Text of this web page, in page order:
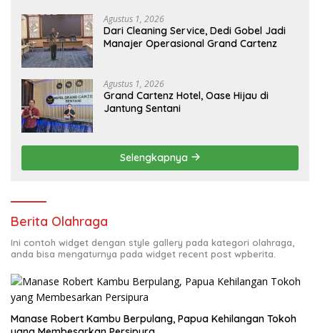
Agustus 1, 2026
Dari Cleaning Service, Dedi Gobel Jadi
Manajer Operasional Grand Cartenz
Agustus 1, 2026
Grand Cartenz Hotel, Oase Hijau di
Jantung Sentani
Selengkapnya
Berita Olahraga
Ini contoh widget dengan style gallery pada kategori olahraga,
anda bisa mengaturnya pada widget recent post wpberita.
Manase Robert Kambu Berpulang, Papua Kehilangan Tokoh